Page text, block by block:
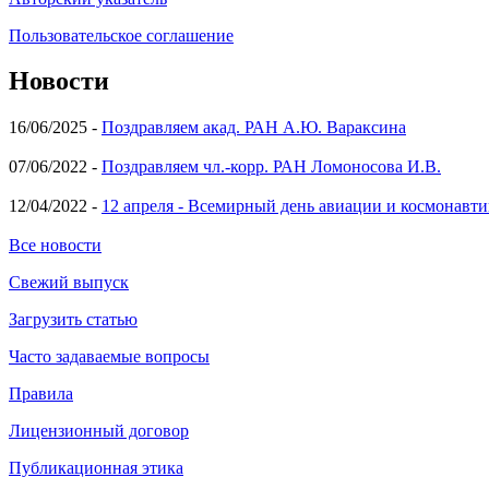
Пользовательское соглашение
Новости
16/06/2025 - Поздравляем акад. РАН А.Ю. Вараксина
07/06/2022 - Поздравляем чл.-корр. РАН Ломоносова И.В.
12/04/2022 - 12 апреля - Всемирный день авиации и
Все новости
Свежий выпуск
Загрузить статью
Часто задаваемые вопросы
Правила
Лицензионный договор
Публикационная этика